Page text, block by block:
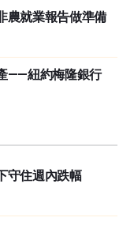
農就業報告做準備
——紐約梅隆銀行
守住週內跌幅